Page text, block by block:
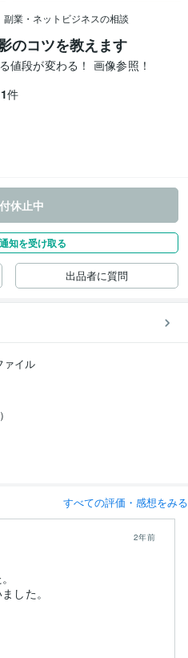
副業・ネットビジネスの相談
のコツを教えます
値段が変わる！ 画像参照！
1件
休止中
知を受け取る
出品者に質問
ァイル
すべての評価・感想をみる
2年前
した。